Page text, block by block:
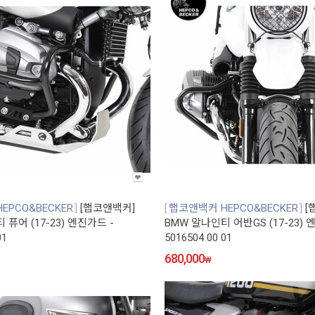
[햅코앤백커]
퓨어 (17-23) 엔진가드 -
햅코앤백커 HEPCO&BECKER
[
BMW 알나인티 어반GS (17-23)
5016504 00 01
680,000₩